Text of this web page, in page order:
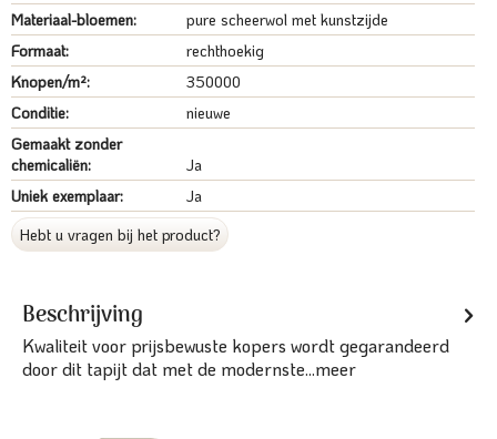
Materiaal-bloemen:
pure scheerwol met kunstzijde
Formaat:
rechthoekig
Knopen/m²:
350000
Conditie:
nieuwe
Gemaakt zonder
chemicaliën:
Ja
Uniek exemplaar:
Ja
Hebt u vragen bij het product?
Beschrijving
Kwaliteit voor prijsbewuste kopers wordt gegarandeerd
door dit tapijt dat met de modernste...meer